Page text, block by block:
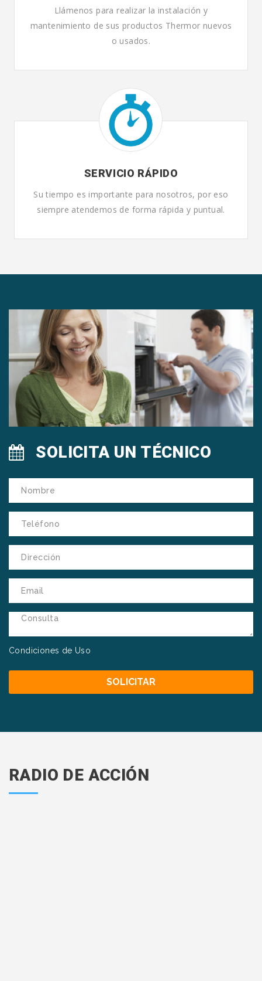
Llámenos para realizar la instalación y
mantenimiento de sus productos Thermor nuevos
o usados.
SERVICIO RÁPIDO
Su tiempo es importante para nosotros, por eso
siempre atendemos de forma rápida y puntual.
SOLICITA UN TÉCNICO
Condiciones de Uso
RADIO DE ACCIÓN